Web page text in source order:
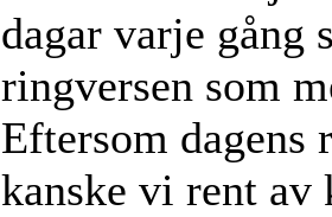
dagar varje gång
ringversen som
Eftersom
kanske vi rent av